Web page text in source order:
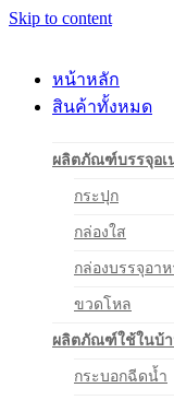
Skip to content
หน้าหลัก
สินค้าทั้งหมด
ผลิตภัณฑ์บรรจุอเ
กระปุก
กล่องใส
กล่องบรรจุอาห
ขวดโหล
ผลิตภัณฑ์ใช้ในบ้
กระบอกฉีดน้ำ